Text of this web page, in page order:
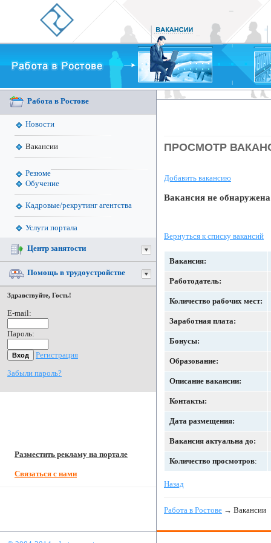
Работа в Ростове
Новости
Вакансии
Резюме
Обучение
Кадровые/рекрутинг агентства
Услуги портала
Центр занятости
Помощь в трудоустройстве
Здравствуйте, Гость!
E-mail:
Пароль:
Регистрация
Забыли пароль?
Разместить рекламу на портале
Связаться с нами
ПРОCМОТР
Добавить вакансию
Вакансия не
Вернуться к списку вакансий
Вакансия:
Работодатель:
Количество рабочих мест:
Заработная плата:
Бонусы:
Образование:
Описание вакансии:
Контакты:
Дата размещения:
Вакансия актуальна до:
Количество просмотров:
Назад
Работа в Ростове → Вакансии